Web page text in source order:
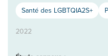
Santé des LGBTQIA2S+
2022